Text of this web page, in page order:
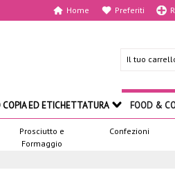
Preferiti
Home
Il tuo
COPIA ED ETICHETTATURA FOOD &
Prosciutto e
Formaggio
Confezioni